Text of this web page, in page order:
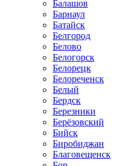
Балашов
Барнаул
Батайск
Белгород
Белово
Белогорск
Белорецк
Белореченск
Белый
Бердск
Березники
Берёзовский
Бийск
Биробиджан
Благовещенск